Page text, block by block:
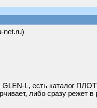
net.ru)
GLEN-L, есть каталог
либо сразу режет